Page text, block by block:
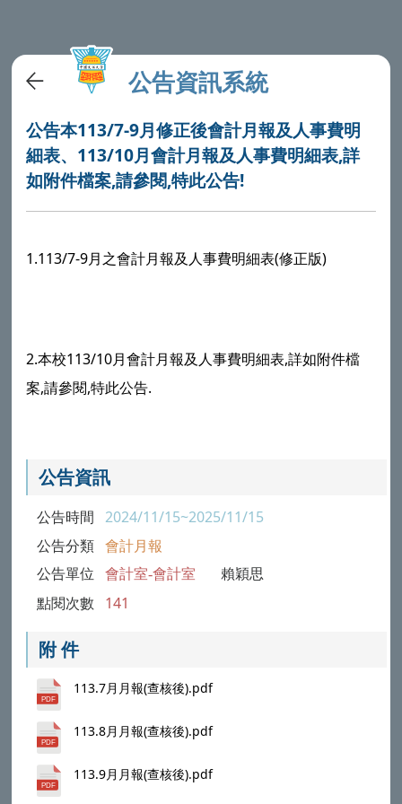
公告資訊系統
公告本113/7-9月修正後會計月報及人事費明
細表、113/10月會計月報及人事費明細表,詳
如附件檔案,請參閱,特此公告!
1.113/7-9月之會計月報及人事費明細表(修正版)
2.本校113/10月會計月報及人事費明細表,詳如附件檔
案,請參閱,特此公告.
公告資訊
公告時間 2024/11/15~2025/11/15
公告分類 會計月報
公告單位 會計室-會計室 賴穎思
點閱次數 141
附 件
113.7月月報(查核後).pdf
113.8月月報(查核後).pdf
113.9月月報(查核後).pdf